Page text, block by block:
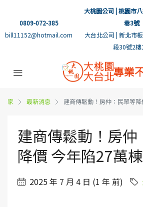
0809-072-385
bill11152@hotmail.com
大桃園公司 | 桃園市
巷3號
大台北公司 | 新北市
段30號2樓
家 最新消息 建商傳鬆動！房仲：民眾等
建商傳鬆動！房仲
降價 今年陷27萬
2025 年 7 月 4 日 (1 年 前)